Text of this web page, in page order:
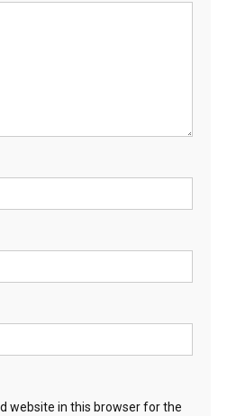
website in this browser for the